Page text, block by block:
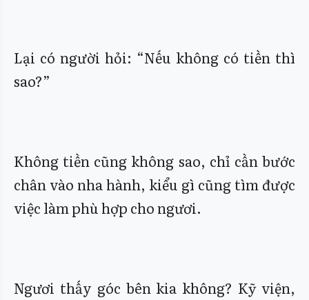
Lại có người hỏi: “Nếu không có tiền thì
sao?”
Không tiền cũng không sao, chỉ cần bước
chân vào nha hành, kiểu gì cũng tìm được
việc làm phù hợp cho ngươi.
Ngươi thấy góc bên kia không? Kỹ viện,